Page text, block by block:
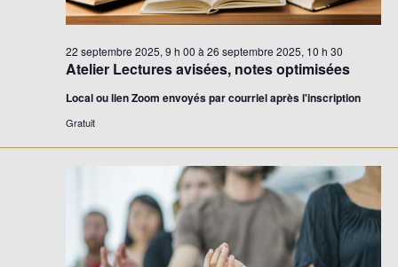
Atelier Lectures avisées, notes optimisées
22 septembre 2025, 9 h 00 à 26 septembre 2025, 10 h 30
Local ou lien Zoom envoyés par courriel après l'inscription
Gratuit